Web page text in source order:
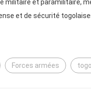
militaire et paramilitaire,
et de sécurité
Forces armées togo